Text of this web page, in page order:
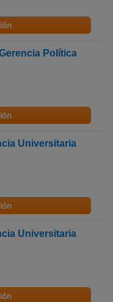
Política
Universitaria
Universitaria